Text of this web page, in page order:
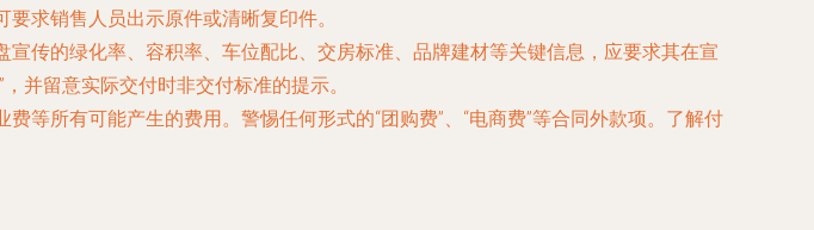
求销售人员出示原件或清晰复印件。
传的绿化率、容积率、车位配比、交房标准、品牌建材等关键信息，应要求其在宣
并留意实际交付时非交付标准的提示。
等所有可能产生的费用。警惕任何形式的“团购费”、“电商费”等合同外款项。了解付